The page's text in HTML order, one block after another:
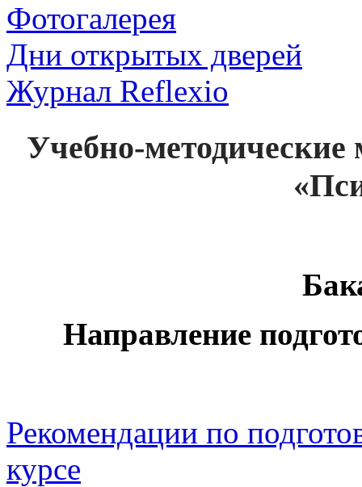
Фотогалерея
Дни открытых дверей
Журнал Reflexio
Учебно-
Направление
Рекомендации по
курсе